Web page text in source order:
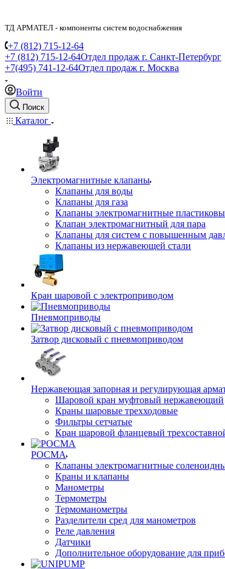
ТД АРМАТЕЛ - компоненты систем водоснабжения
+7 (812) 715-12-64
+7 (812) 715-12-64Отдел продаж г. Санкт-Петербург
+7(495) 741-12-64Отдел продаж г. Москва
Войти
Поиск
Каталог
Электромагнитные клапаны
Клапаны для воды
Клапаны для газа
Клапаны электромагнитные
Клапан электромагнитный для пара
Клапаны для систем с повышенным
Клапаны из нержавеющей стали
Кран шаровой с электроприводом
Пневмоприводы
Затвор дисковый с пневмоприводом
Нержавеющая запорная и регулирующая
Шаровой кран муфтовый нержавеющий
Краны шаровые трехходовые
Фильтры сетчатые
Кран шаровой фланцевый
РОСМА
Клапаны электромагнитные
Краны и клапаны
Манометры
Термометры
Термоманометры
Разделители сред для манометров
Реле давления
Датчики
Дополнительное оборудование для